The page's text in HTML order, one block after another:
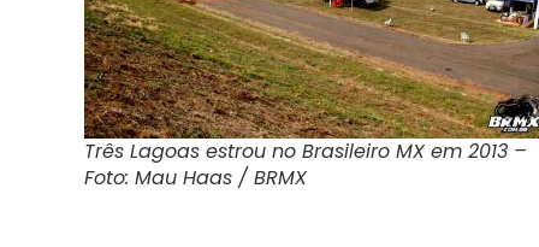
Três Lagoas estrou no Brasileiro MX em 2013 –
Foto: Mau Haas / BRMX